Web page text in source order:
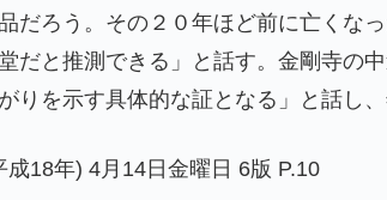
だろう。その２０年ほど前に亡くな
だと推測できる」と話す。金剛寺の
りを示す具体的な証となる」と話し
18年) 4月14日金曜日 6版 P.10